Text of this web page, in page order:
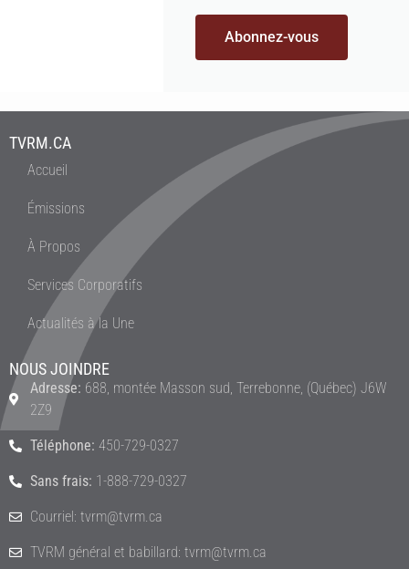
Abonnez-vous
TVRM.CA
Accueil
Émissions
À Propos
Services Corporatifs
Actualités à la Une
NOUS JOINDRE
Adresse: 688, montée Masson sud, Terrebonne, (Québec) J6W
2Z9
Téléphone: 450-729-0327
Sans frais: 1-888-729-0327
Courriel: tvrm@tvrm.ca
TVRM général et babillard: tvrm@tvrm.ca